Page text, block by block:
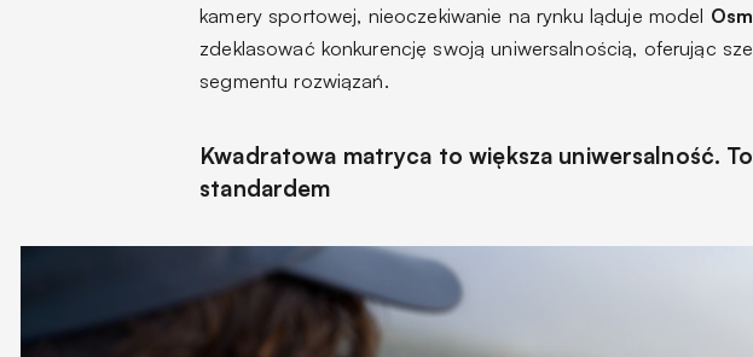
kamery sportowej, nieoczekiwanie na rynku ląduje model
zdeklasować konkurencję swoją uniwersalnością, oferując
segmentu rozwiązań.
Kwadratowa matryca to większa uniwersalność.
standardem